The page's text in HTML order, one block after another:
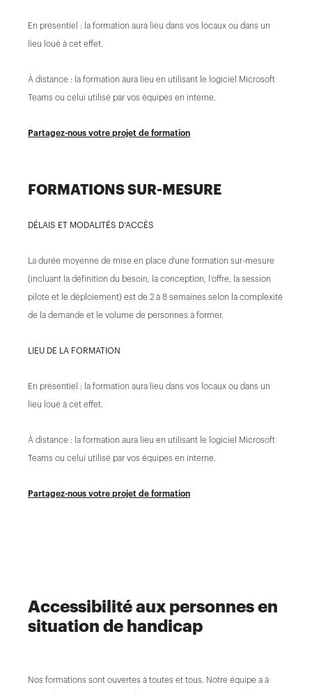
En présentiel : la formation aura lieu dans vos locaux ou dans un
lieu loué à cet effet.
À distance : la formation aura lieu en utilisant le logiciel Microsoft
Teams ou celui utilisé par vos équipes en interne.
Partagez-nous votre projet de formation
FORMATIONS SUR-MESURE
DÉLAIS ET MODALITÉS D’ACCÈS
La durée moyenne de mise en place d’une formation sur-mesure
(incluant la définition du besoin, la conception, l’offre, la session
pilote et le déploiement) est de 2 à 8 semaines selon la complexité
de la demande et le volume de personnes à former.
LIEU DE LA FORMATION
En présentiel : la formation aura lieu dans vos locaux ou dans un
lieu loué à cet effet.
À distance : la formation aura lieu en utilisant le logiciel Microsoft
Teams ou celui utilisé par vos équipes en interne.
Partagez-nous votre projet de formation
Accessibilité aux personnes en
situation de handicap
Nos formations sont ouvertes à toutes et tous. Notre équipe a à